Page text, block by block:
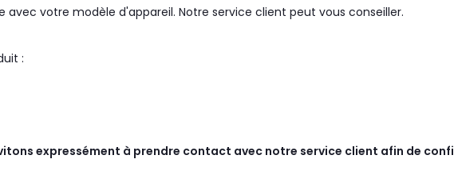
votre modèle d'appareil. Notre service client peut vous conseiller.
: BEKO le produit :
expressément à prendre contact avec notre service client afin de